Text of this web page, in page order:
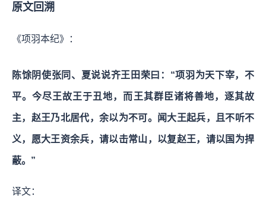
原文回溯
《项羽本纪》：
陈馀阴使张同、夏说说齐王田荣曰：“项羽为天下宰，不
平。今尽王故王于丑地，而王其群臣诸将善地，逐其故
主，赵王乃北居代，余以为不可。闻大王起兵，且不听不
义，愿大王资余兵，请以击常山，以复赵王，请以国为捍
蔽。”
译文：